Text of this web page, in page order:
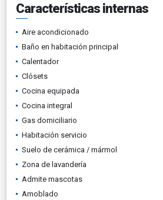
Características internas
Aire acondicionado
Baño en habitación principal
Calentador
Clósets
Cocina equipada
Cocina integral
Gas domiciliario
Habitación servicio
Suelo de cerámica / mármol
Zona de lavandería
Admite mascotas
Amoblado